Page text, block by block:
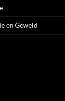
en Geweld